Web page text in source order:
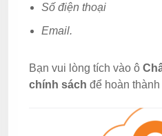
Số điện thoại
Email.
Bạn vui lòng tích vào ô
chính sách để hoàn